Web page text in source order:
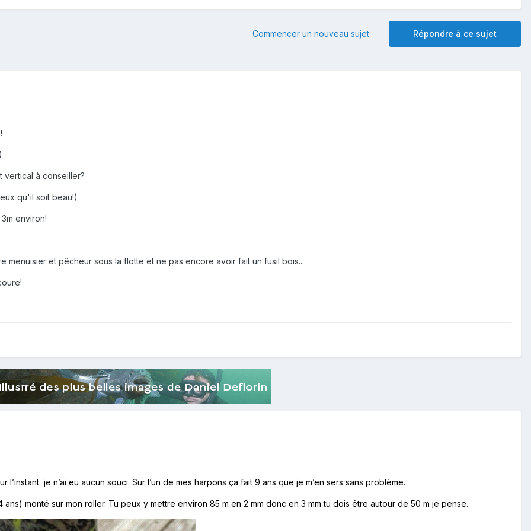
Répondre à ce sujet
Commencer un nouveau sujet
vertical à conseiller?
qu'il soit beau!)
environ!
menuisier et pêcheur sous la flotte et ne pas encore avoir fait un fusil bois...
l’instant je n’ai eu aucun souci. Sur l’un de mes harpons ça fait 9 ans que je m’en sers sans problème.
ans) monté sur mon roller. Tu peux y mettre environ 85 m en 2 mm donc en 3 mm tu dois être autour de 50 m je pense.